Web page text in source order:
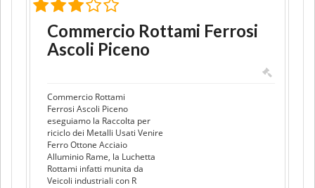
Commercio Rottami Ferrosi
Ascoli Piceno
Commercio Rottami
Ferrosi Ascoli Piceno
eseguiamo la Raccolta per
riciclo dei Metalli Usati Venire
Ferro Ottone Acciaio
Alluminio Rame, la Luchetta
Rottami infatti munita da
Veicoli industriali con R